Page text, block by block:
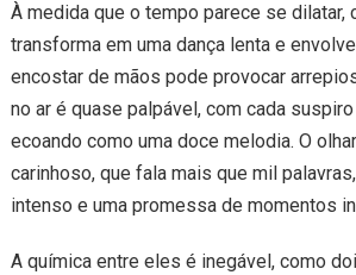
À medida que o tempo parece se dilatar,
transforma em uma dança lenta e
encostar de mãos pode provocar
no ar é quase palpável, com cada
ecoando como uma doce melodia. O
carinhoso, que fala mais que mil
intenso e uma promessa de momentos
A química entre eles é inegável, como